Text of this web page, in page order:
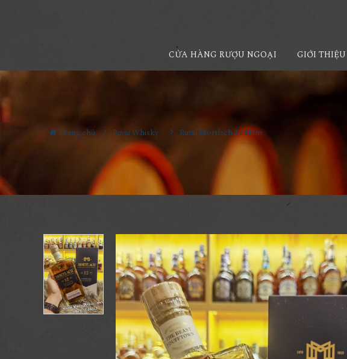
CỬA HÀNG RƯỢU NGOẠI GIỚI THIỆU
Trang chủ Rượu Whisky Rượu Mortlach 12 Năm